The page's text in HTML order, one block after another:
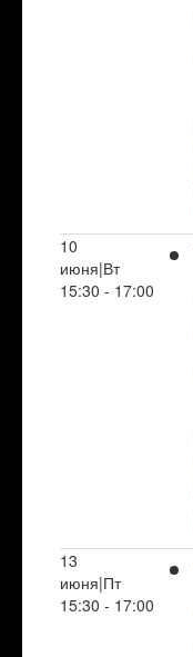
10
июня|Вт
15:30 - 17:00
13
июня|Пт
15:30 - 17:00